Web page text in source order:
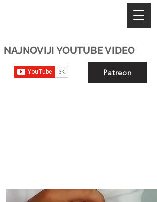
NAJNOVIJI YOUTUBE VIDEO
Patreon